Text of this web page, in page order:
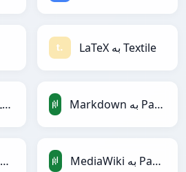
LaTeX به Textile
Markdown به LaTeX Markdown به PandasDataFrame
MediaWiki به LaTeX MediaWiki به PandasDataFrame